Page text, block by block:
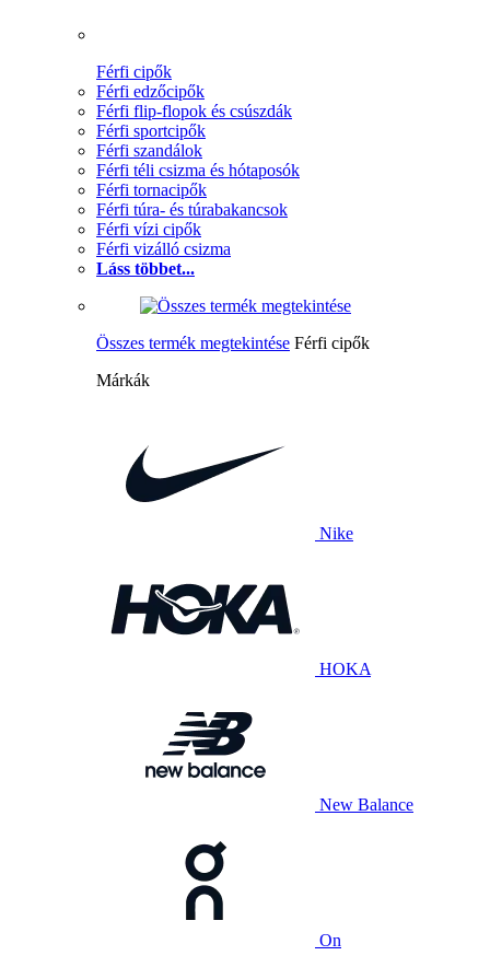
Férfi cipők
Férfi edzőcipők
Férfi flip-flopok és csúszdák
Férfi sportcipők
Férfi szandálok
Férfi téli csizma és hótaposók
Férfi tornacipők
Férfi túra- és túrabakancsok
Férfi vízi cipők
Férfi vizálló csizma
Láss többet...
Összes termék megtekintése Férfi cipők
Márkák
Nike
HOKA
New Balance
On